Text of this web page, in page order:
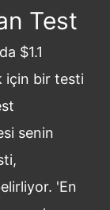
Test
$1.1
için bir testi
senin
'En